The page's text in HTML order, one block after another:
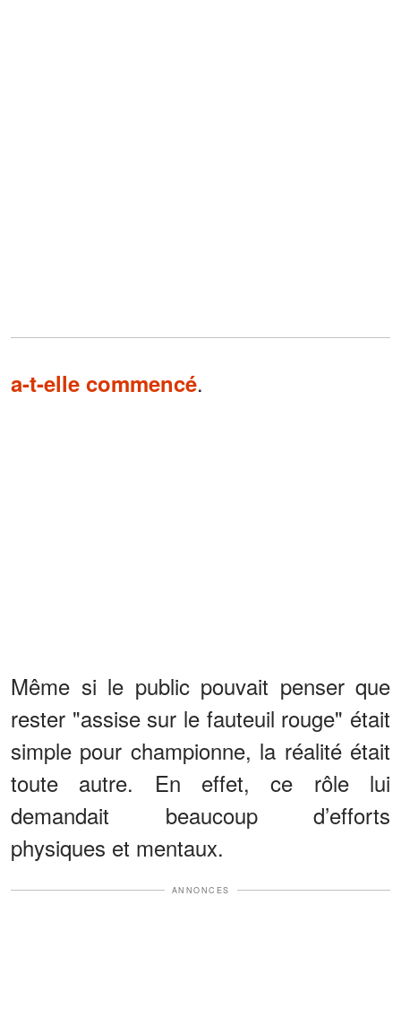
a-t-elle commencé.
Même si le public pouvait penser que
rester "assise sur le fauteuil rouge" était
simple pour championne, la réalité était
toute autre. En effet, ce rôle lui
demandait beaucoup d’efforts
physiques et mentaux.
ANNONCES